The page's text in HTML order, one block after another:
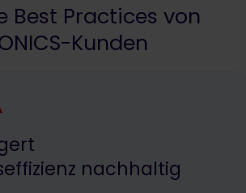
Best Practices von
Kunden
nachhaltig